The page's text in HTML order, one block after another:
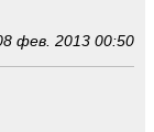
фев. 2013 00:50